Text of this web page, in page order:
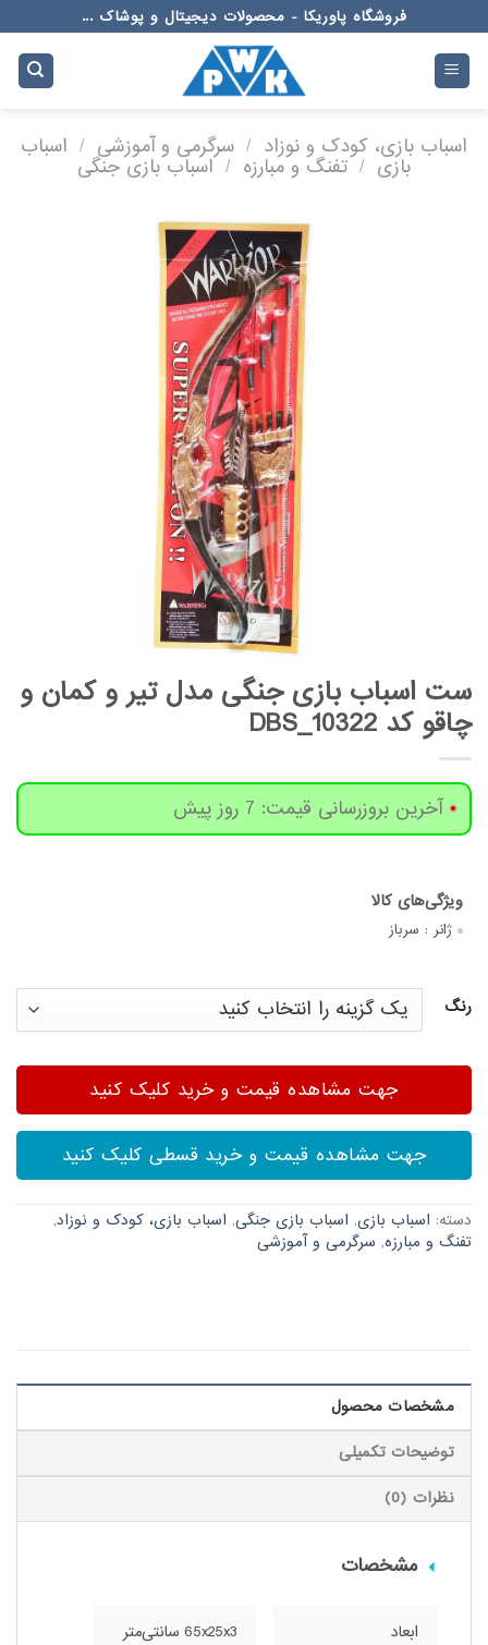
to
content
فروشگاه پاوریکا - محصولات دیجیتال و پوشاک ...
اسباب بازی، کودک و نوزاد / سرگرمی و آموزشی / اسباب
بازی / تفنگ و مبارزه / اسباب بازی جنگی
ست اسباب بازی جنگی مدل تیر و کمان و
چاقو کد DBS_10322
آخرین بروزرسانی قیمت: 7 روز پیش
ژانر : سرباز
رنگ
جهت مشاهده قیمت و خرید کلیک کنید
جهت مشاهده قیمت و خرید قسطی کلیک کنید
دسته: اسباب بازی, اسباب بازی جنگی, اسباب بازی، کودک و نوزاد,
تفنگ و مبارزه, سرگرمی و آموزشی
مشخصات محصول
توضیحات تکمیلی
نظرات (0)
مشخصات
ابعاد 65x25x3 سانتی‌متر